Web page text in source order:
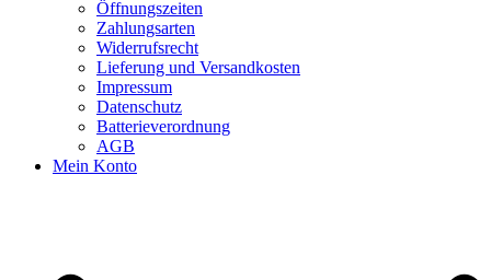
Öffnungszeiten
Zahlungsarten
Widerrufsrecht
Lieferung und Versandkosten
Impressum
Datenschutz
Batterieverordnung
AGB
Mein Konto